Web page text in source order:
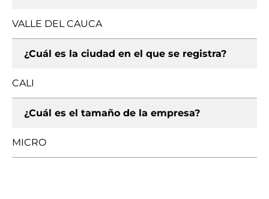
VALLE DEL CAUCA
¿Cuál es la ciudad en el que se registra?
CALI
¿Cuál es el tamaño de la empresa?
MICRO